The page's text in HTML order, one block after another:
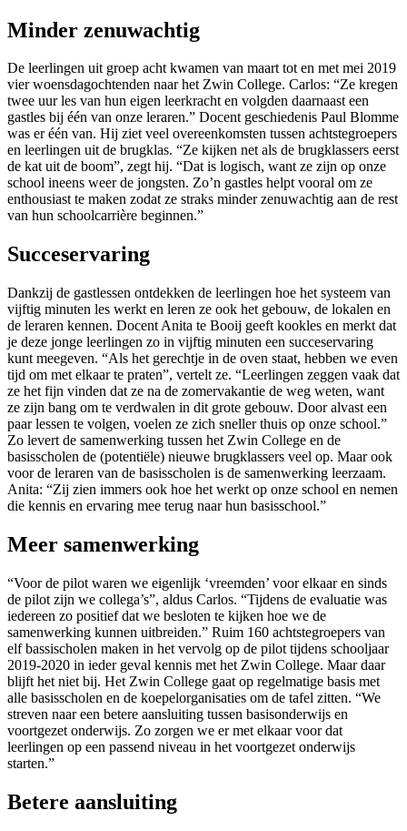
Minder zenuwachtig
De leerlingen uit groep acht kwamen van maart tot en met mei 2019
vier woensdagochtenden naar het Zwin College. Carlos: “Ze kregen
twee uur les van hun eigen leerkracht en volgden daarnaast een
gastles bij één van onze leraren.” Docent geschiedenis Paul Blomme
was er één van. Hij ziet veel overeenkomsten tussen achtstegroepers
en leerlingen uit de brugklas. “Ze kijken net als de brugklassers eerst
de kat uit de boom”, zegt hij. “Dat is logisch, want ze zijn op onze
school ineens weer de jongsten. Zo’n gastles helpt vooral om ze
enthousiast te maken zodat ze straks minder zenuwachtig aan de rest
van hun schoolcarrière beginnen.”
Succeservaring
Dankzij de gastlessen ontdekken de leerlingen hoe het systeem van
vijftig minuten les werkt en leren ze ook het gebouw, de lokalen en
de leraren kennen. Docent Anita te Booij geeft kookles en merkt dat
je deze jonge leerlingen zo in vijftig minuten een succeservaring
kunt meegeven. “Als het gerechtje in de oven staat, hebben we even
tijd om met elkaar te praten”, vertelt ze. “Leerlingen zeggen vaak dat
ze het fijn vinden dat ze na de zomervakantie de weg weten, want
ze zijn bang om te verdwalen in dit grote gebouw. Door alvast een
paar lessen te volgen, voelen ze zich sneller thuis op onze school.”
Zo levert de samenwerking tussen het Zwin College en de
basisscholen de (potentiële) nieuwe brugklassers veel op. Maar ook
voor de leraren van de basisscholen is de samenwerking leerzaam.
Anita: “Zij zien immers ook hoe het werkt op onze school en nemen
die kennis en ervaring mee terug naar hun basisschool.”
Meer samenwerking
“Voor de pilot waren we eigenlijk ‘vreemden’ voor elkaar en sinds
de pilot zijn we collega’s”, aldus Carlos. “Tijdens de evaluatie was
iedereen zo positief dat we besloten te kijken hoe we de
samenwerking kunnen uitbreiden.” Ruim 160 achtstegroepers van
elf bassischolen maken in het vervolg op de pilot tijdens schooljaar
2019-2020 in ieder geval kennis met het Zwin College. Maar daar
blijft het niet bij. Het Zwin College gaat op regelmatige basis met
alle basisscholen en de koepelorganisaties om de tafel zitten. “We
streven naar een betere aansluiting tussen basisonderwijs en
voortgezet onderwijs. Zo zorgen we er met elkaar voor dat
leerlingen op een passend niveau in het voortgezet onderwijs
starten.”
Betere aansluiting